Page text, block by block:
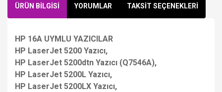
ÜRÜN BİLGİSİ YORUMLAR TAKSİT SEÇENEKLERİ
HP 16A UYMLU YAZICILAR
HP LaserJet 5200 Yazıcı,
HP LaserJet 5200dtn Yazıcı (Q7546A),
HP LaserJet 5200L Yazıcı,
HP LaserJet 5200LX Yazıcı,